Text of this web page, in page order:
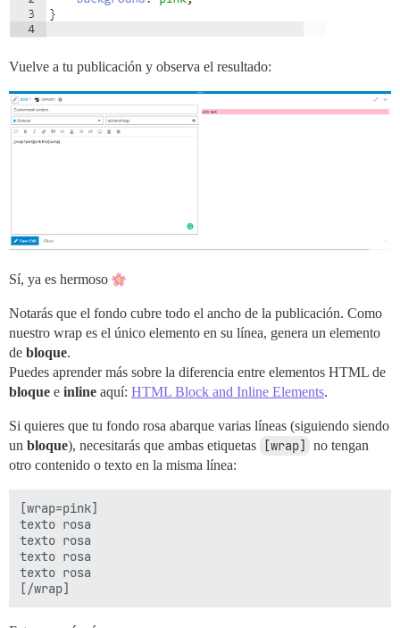
Vuelve a tu publicación y observa el resultado:
Sí, ya es hermoso
Notarás que el fondo cubre todo el ancho de la publicación. Como
nuestro wrap es el único elemento en su línea, genera un elemento
de bloque.
Puedes aprender más sobre la diferencia entre elementos HTML de
bloque e inline aquí: HTML Block and Inline Elements.
Si quieres que tu fondo rosa abarque varias líneas (siguiendo siendo
un bloque), necesitarás que ambas etiquetas [wrap]
no tengan
otro contenido o texto en la misma línea:
[wrap=pink]
texto rosa
texto rosa
texto rosa
texto rosa